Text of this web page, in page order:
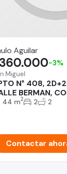
Aguilar
Miguel
N° 408,
BERMAN,
-3%
44 m2 2 2
Contactar